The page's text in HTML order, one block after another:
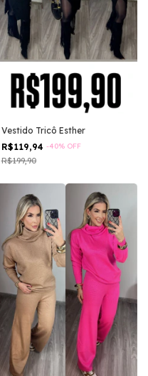
Vestido Tricô Esther
R$119,94 -40% OFF
R$199,90